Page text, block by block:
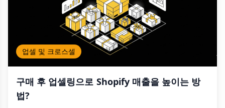
업셀 및 크로스셀
구매 후 업셀링으로 Shopify 매출을 높이는 방
법?